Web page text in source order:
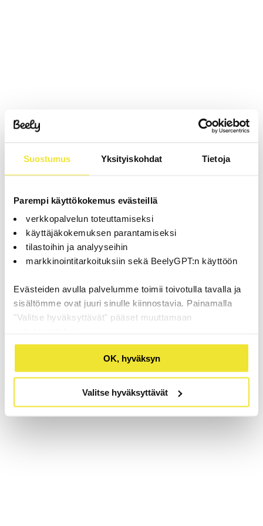
Suostumus Yksityiskohdat Tietoja
Parempi käyttökokemus evästeillä
verkkopalvelun toteuttamiseksi
käyttäjäkokemuksen parantamiseksi
tilastoihin ja analyyseihin
markkinointitarkoituksiin sekä BeelyGPT:n käyttöön
Evästeiden avulla palvelumme toimii toivotulla tavalla ja
sisältömme ovat juuri sinulle kiinnostavia. Painamalla
"Valitse hyväksyttävät" pääset muuttamaan
OK, hyväksyn
Valitse hyväksyttävät